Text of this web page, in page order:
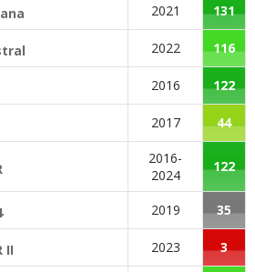
2021 131
2022 116
2016 122
2017 44
2016-
2024
122
2019 35
II 2023 3